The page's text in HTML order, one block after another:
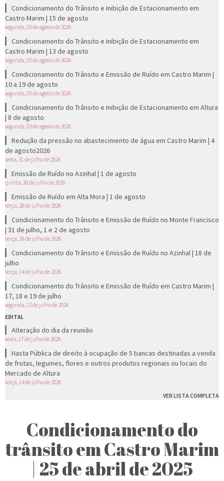
Condicionamento do Trânsito e Inibição de Estacionamento em
Castro Marim | 15 de agosto
segunda, 03 de agosto de 2026
Condicionamento do Trânsito e Inibição de Estacionamento em
Castro Marim | 13 de agosto
segunda, 03 de agosto de 2026
Condicionamento do Trânsito e Emissão de Ruído em Castro Marim |
10 a 19 de agosto
segunda, 03 de agosto de 2026
Condicionamento do Trânsito e Inibição de Estacionamento em Altura
| 8 de agosto
segunda, 03 de agosto de 2026
Redução da pressão no abastecimento de água em Castro Marim | 4
de agosto2026
sexta, 31 de julho de 2026
Emissão de Ruído no Azinhal | 1 de agosto
quinta, 30 de julho de 2026
Emissão de Ruído em Alta Mora | 1 de agosto
terça, 28 de julho de 2026
Condicionamento do Trânsito e Emissão de Ruído no Monte Francisco
| 31 de julho, 1 e 2 de agosto
terça, 28 de julho de 2026
Condicionamento do Trânsito e Emissão de Ruído no Azinhal | 18 de
julho
terça, 14 de julho de 2026
Condicionamento do Trânsito e Emissão de Ruído em Castro Marim |
17, 18 e 19 de julho
segunda, 13 de julho de 2026
EDITAL
Alteração do dia da reunião
sexta, 17 de julho de 2026
Hasta Pública de direito à ocupação de 5 bancas destinadas a venda
de frutas, legumes, flores e outros produtos regionais ou locais do
Mercado de Altura
terça, 14 de julho de 2026
VER LISTA COMPLETA
Condicionamento do
trânsito em Castro Marim
| 25 de abril de 2025